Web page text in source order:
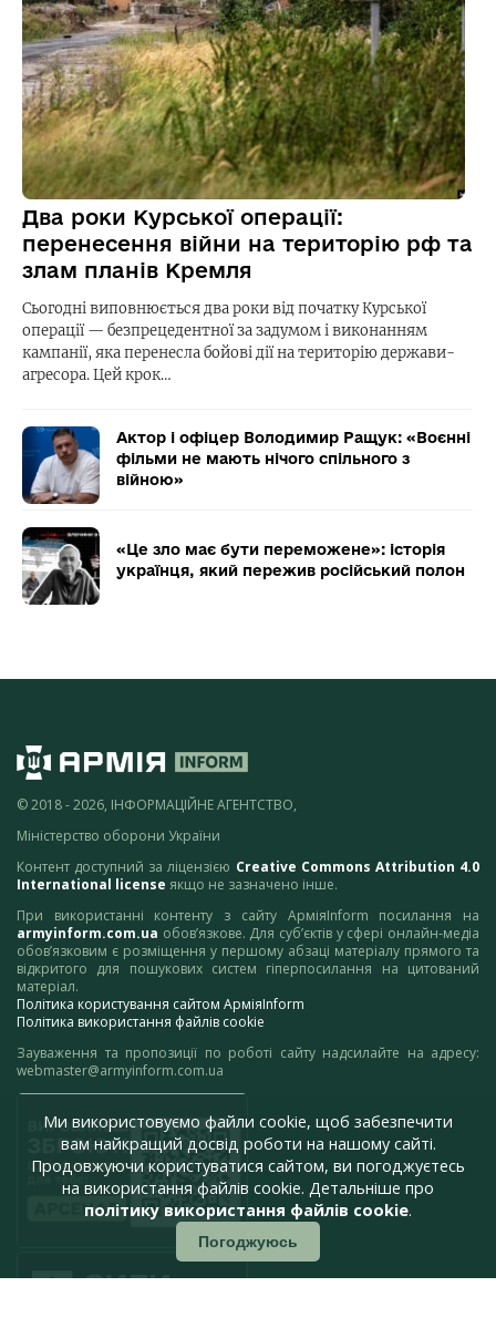
Два роки Курської операції:
перенесення війни на територію рф та
злам планів Кремля
Сьогодні виповнюється два роки від початку Курської
операції — безпрецедентної за задумом і виконанням
кампанії, яка перенесла бойові дії на територію держави-
агресора. Цей крок…
Актор і офіцер Володимир Ращук: «Воєнні
фільми не мають нічого спільного з
війною»
«Це зло має бути переможене»: історія
українця, який пережив російський полон
© 2018 - 2026, ІНФОРМАЦІЙНЕ АГЕНТСТВО,
Міністерство оборони України
Контент доступний за ліцензією Creative Commons Attribution 4.0
International license якщо не зазначено інше.
При використанні контенту з сайту АрміяInform посилання на
armyinform.com.ua обов’язкове. Для суб’єктів у сфері онлайн-медіа
обов’язковим є розміщення у першому абзаці матеріалу прямого та
відкритого для пошукових систем гіперпосилання на цитований
матеріал.
Політика користування сайтом АрміяInform
Політика використання файлів cookie
Зауваження та пропозиції по роботі сайту надсилайте на адресу:
webmaster@armyinform.com.ua
Ми використовуємо файли cookie, щоб забезпечити
вам найкращий досвід роботи на нашому сайті.
Продовжуючи користуватися сайтом, ви погоджуєтесь
на використання файлів cookie. Детальніше про
політику використання файлів cookie.
Погоджуюсь